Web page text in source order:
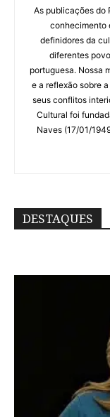
As publicações do
conhecimento
definidores da
diferentes
portuguesa. Nossa
e a reflexão sobre
seus conflitos
Cultural foi
Naves (17/01/
DESTAQUES